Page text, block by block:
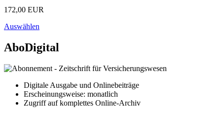
172,00 EUR
Auswählen
AboDigital
Digitale Ausgabe und Onlinebeiträge
Erscheinungsweise: monatlich
Zugriff auf komplettes Online-Archiv